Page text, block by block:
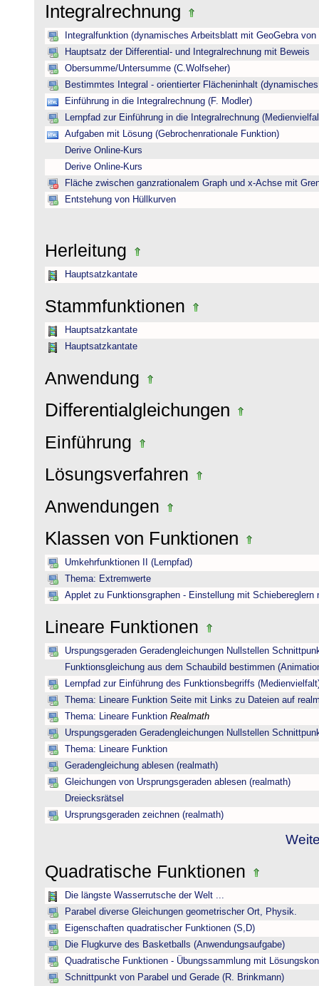
Integralrechnung
Integralfunktion (dynamisches Arbeitsblatt mit GeoGebra
Hauptsatz der Differential- und Integralrechnung mit Beweis
Obersumme/Untersumme (C.Wolfseher)
Bestimmtes Integral - orientierter Flächeninhalt
Einführung in die Integralrechnung (F. Modler)
Lernpfad zur Einführung in die Integralrechnung
Aufgaben mit Lösung (Gebrochenrationale Funktion)
Derive Online-Kurs
Derive Online-Kurs
Fläche zwischen ganzrationalem Graph und x-Achse mit
Entstehung von Hüllkurven
Herleitung
Hauptsatzkantate
Stammfunktionen
Hauptsatzkantate
Hauptsatzkantate
Anwendung
Differentialgleichungen
Einführung
Lösungsverfahren
Anwendungen
Klassen von Funktionen
Umkehrfunktionen II (Lernpfad)
Thema: Extremwerte
Applet zu Funktionsgraphen - Einstellung mit Schiebereglern
Lineare Funktionen
Urspungsgeraden Geradengleichungen Nullstellen
Funktionsgleichung aus dem Schaubild bestimmen
Lernpfad zur Einführung des Funktionsbegriffs
Thema: Lineare Funktion Seite mit Links zu Dateien auf
Thema: Lineare Funktion Realmath
Urspungsgeraden Geradengleichungen Nullstellen
Thema: Lineare Funktion
Geradengleichung ablesen (realmath)
Gleichungen von Ursprungsgeraden ablesen (realmath)
Dreiecksrätsel
Ursprungsgeraden zeichnen (realmath)
Quadratische Funktionen
Die längste Wasserrutsche der Welt ...
Parabel diverse Gleichungen geometrischer Ort, Physik.
Eigenschaften quadratischer Funktionen (S,D)
Die Flugkurve des Basketballs (Anwendungsaufgabe)
Quadratische Funktionen - Übungssammlung mit
Schnittpunkt von Parabel und Gerade (R. Brinkmann)